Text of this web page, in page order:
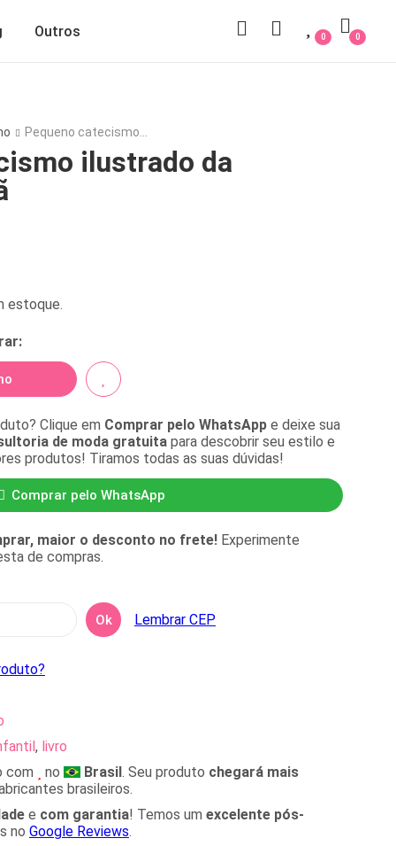
Outros 0
0
Pequeno catecismo…
ilustrado da
estoque.
Clique em Comprar pelo WhatsApp e deixe sua
de moda gratuita para descobrir seu estilo e
produtos! Tiramos todas as suas dúvidas!
Comprar pelo WhatsApp
maior o desconto no frete! Experimente
de compras.
Ok Lembrar CEP
, livro
com
no Brasil. Seu produto chegará mais
brasileiros.
e com garantia! Temos um excelente pós-
no Google Reviews.